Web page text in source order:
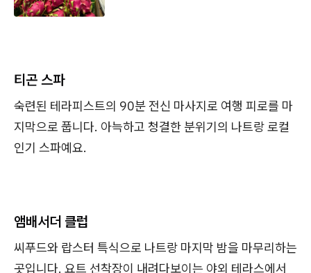
티곤 스파
숙련된 테라피스트의 90분 전신 마사지로 여행 피로를 마
지막으로 풉니다. 아늑하고 청결한 분위기의 나트랑 로컬
인기 스파예요.
앰배서더 클럽
씨푸드와 랍스터 특식으로 나트랑 마지막 밤을 마무리하는
곳입니다. 요트 선착장이 내려다보이는 야외 테라스에서